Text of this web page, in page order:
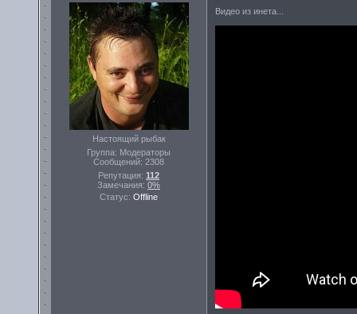
Настоящий рыбак
Группа: Модераторы
Сообщений: 2308
Репутация: 112
Замечания: 0%
Статус: Offline
Видео из инета...